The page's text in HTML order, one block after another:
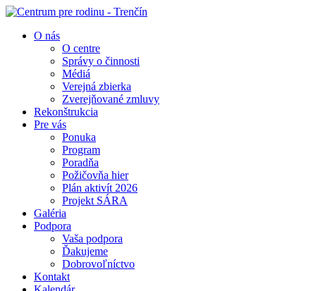
O nás
O centre
Správy o činnosti
Médiá
Verejná zbierka
Zverejňované zmluvy
Rekonštrukcia
Pre vás
Ponuka
Program
Poradňa
Požičovňa hier
Plán aktivít 2026
Projekt SÁRA
Galéria
Podpora
Vaša podpora
Ďakujeme
Dobrovoľníctvo
Kontakt